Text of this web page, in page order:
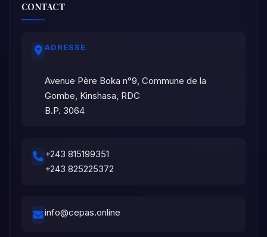
CONTACT
ADRESSE
Avenue Père Boka n°9, Commune de la
Gombe, Kinshasa, RDC
B.P. 3064
+243 815199351
+243 825225372
info@cepas.online